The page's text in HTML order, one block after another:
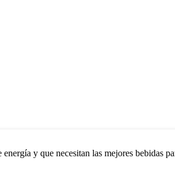
y que necesitan las mejores bebidas